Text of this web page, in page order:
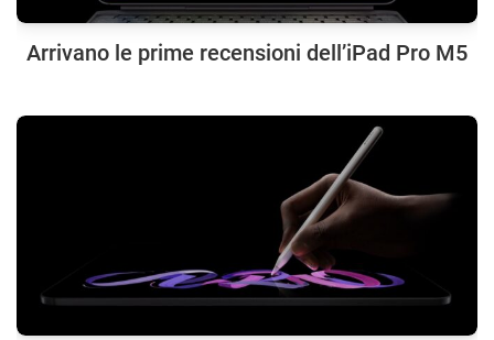
Arrivano le prime recensioni dell’iPad Pro M5